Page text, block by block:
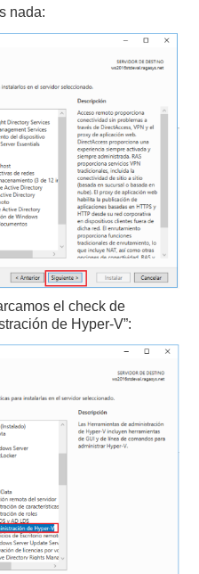
nada:
el check de
de Hyper-V”: